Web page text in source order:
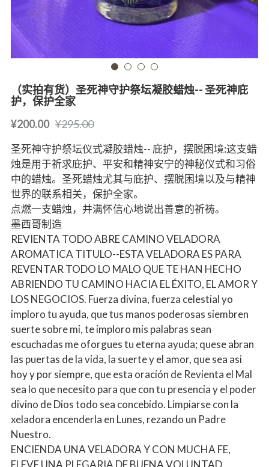
（实拍有货）圣死神守护祭坛凝胶蜡烛-- 圣死神庇
护，保护全家
¥200.00 ¥295.00
圣死神守护祭坛仪式凝胶蜡烛-- 庇护，摆脱困境:这支蜡
烛是用于祈求庇护、平安和精神安宁的神秘仪式和习俗
中的蜡烛。圣死蜡烛尤其与庇护、摆脱困境以及与精神
世界的联系相关，保护全家。
点燃一支蜡烛，并满怀信心地说出善意的祈祷。
墨西哥制造
REVIENTA TODO ABRE CAMINO VELADORA
AROMATICA TITULO--ESTA VELADORA ES PARA
REVENTAR TODO LO MALO QUE TE HAN HECHO
ABRIENDO TU CAMINO HACIA EL ÉXITO, EL AMOR Y
LOS NEGOCIOS. Fuerza divina, fuerza celestial yo
imploro tu ayuda, que tus manos poderosas siembren
suerte sobre mi, te imploro mis palabras sean
escuchadas me oforgues tu eterna ayuda; quese abran
las puertas de la vida, la suerte y el amor, que sea asi
hoy y por siempre, que esta oración de Revienta el Mal
sea lo que necesito para que con tu presencia y el poder
divino de Dios todo sea concebido. Limpiarse con la
xeladora encenderla en Lunes, rezando un Padre
Nuestro.
ENCIENDA UNA VELADORA Y CON MUCHA FE,
ELEVE UNA PLEGARIA DE BUENA VOLUNTAD.